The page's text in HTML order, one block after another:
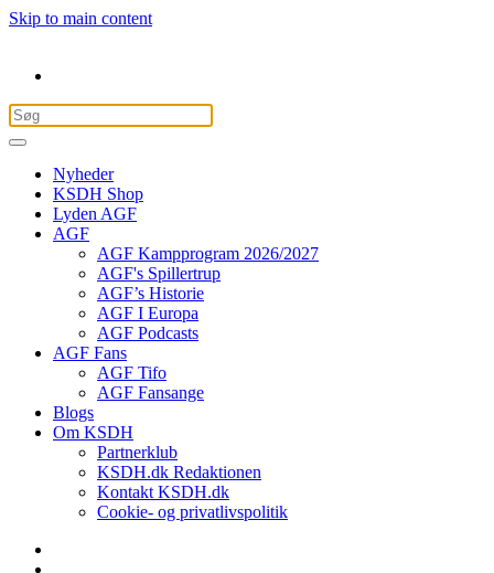
Skip to main content
Nyheder
KSDH Shop
Lyden AGF
AGF
AGF Kampprogram 2026/2027
AGF's Spillertrup
AGF’s Historie
AGF I Europa
AGF Podcasts
AGF Fans
AGF Tifo
AGF Fansange
Blogs
Om KSDH
Partnerklub
KSDH.dk Redaktionen
Kontakt KSDH.dk
Cookie- og privatlivspolitik